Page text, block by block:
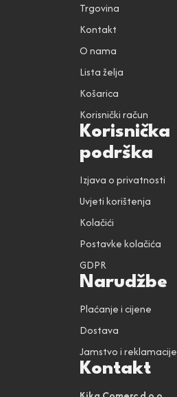
Trgovina
Kontakt
O nama
Lista želja
Košarica
Korisnički račun
Korisnička
podrška
Izjava o privatnosti
Uvjeti korištenja
Kolačići
Postavke kolačića
GDPR
Narudžbe
Plaćanje i cijene
Dostava
Jamstvo i reklamacije
Kontakt